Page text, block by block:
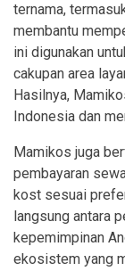
ternama,
membantu
ini digunakan
cakupan area
Hasilnya,
Indonesia dan
Mamikos juga
pembayaran
kost sesuai
langsung antara
kepemimpinan
ekosistem yang